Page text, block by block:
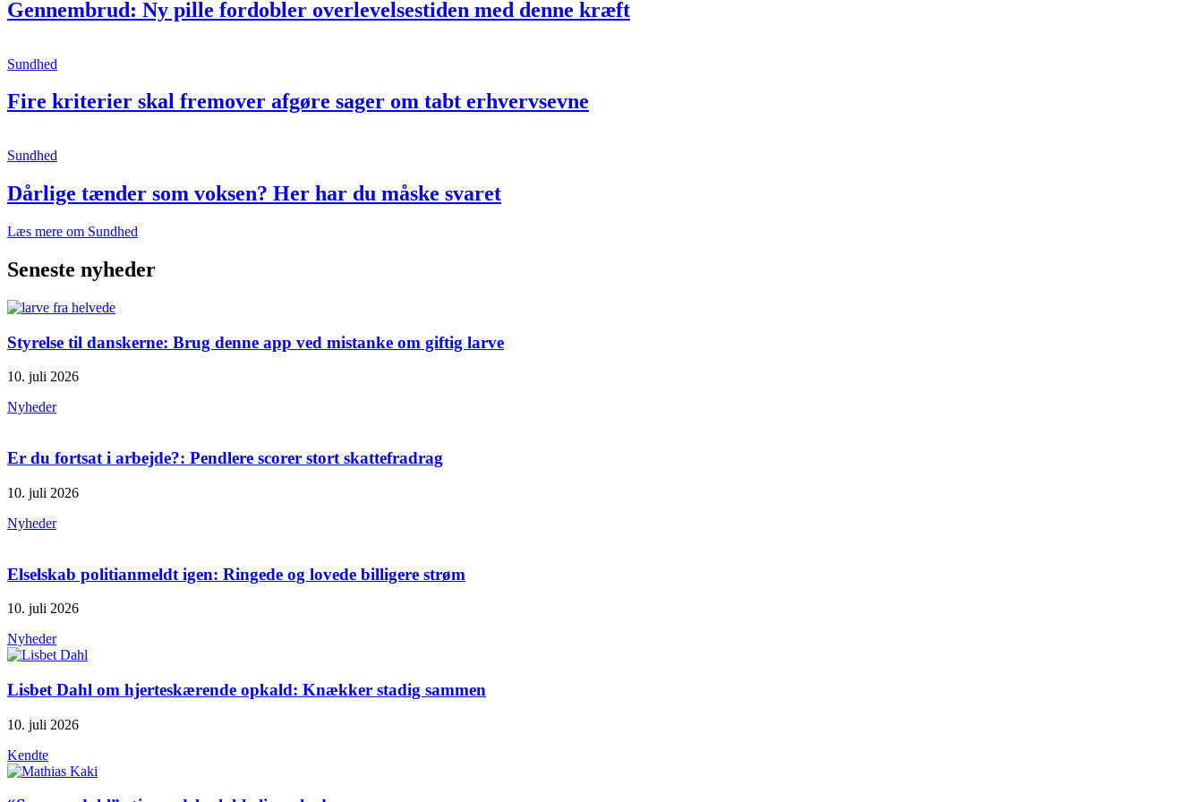
Gennembrud: Ny pille fordobler overlevelsestiden med denne kræft
Sundhed
Fire kriterier skal fremover afgøre sager om tabt erhvervsevne
Sundhed
Dårlige tænder som voksen? Her har du måske svaret
Læs mere om Sundhed
Seneste nyheder
Styrelse til danskerne: Brug denne app ved mistanke om giftig larve
10. juli 2026
Nyheder
Er du fortsat i arbejde?: Pendlere scorer stort skattefradrag
10. juli 2026
Nyheder
Elselskab politianmeldt igen: Ringede og lovede billigere strøm
10. juli 2026
Nyheder
Lisbet Dahl om hjerteskærende opkald: Knækker stadig sammen
10. juli 2026
Kendte